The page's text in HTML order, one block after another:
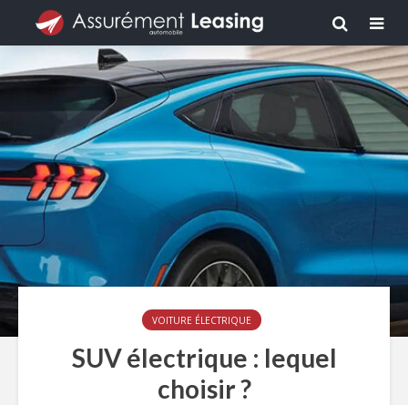
VOITURE ÉLECTRIQUE
SUV électrique : lequel
choisir ?